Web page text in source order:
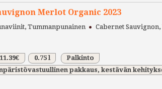
Merlot Organic 2023
Tummanpunainen Cabernet
11.39€ 0.75 l
Palkinto
pakkaus, kestävän